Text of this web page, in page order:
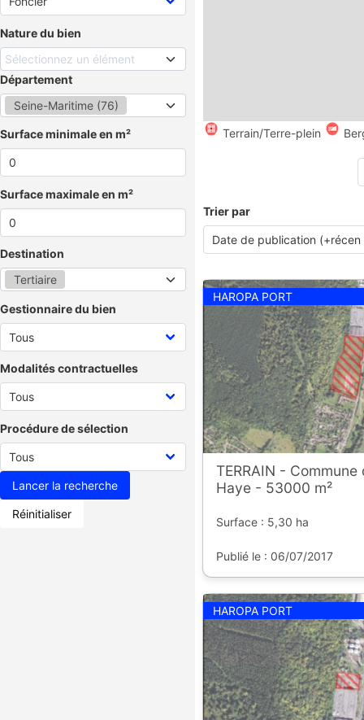
Nature du bien
Sélectionnez un élément
Département
Seine-Maritime (76)
Surface minimale en m²
Surface maximale en m²
Destination
Tertiaire
Gestionnaire du bien
Modalités contractuelles
Procédure de sélection
Réinitialiser
Terrain/Terre-plein
Trier par
HAROPA PORT
TERRAIN -
Haye - 53000 m²
Surface : 5,30 ha
Publié le : 06/07/2017
HAROPA PORT